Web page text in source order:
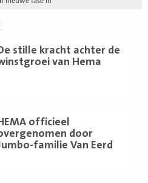
stille kracht achter de
van Hema
officieel
door
familie Van Eerd